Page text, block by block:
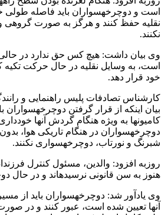
است و دوچرخه‏سواران باید فاصله طولی
نقلیه حفظ کنند و هرگز به صورت گروهی
نکنند.
وی بیان داشت: هیچ کس حق ندارد در
است، به وسایل نقلیه در حال حرکت تکیه
خود قرار دهد.
کارشناس تصادفات پلیس راهنمایی و
بیان اینکه از قرار گرفتن دوچرخه‏سواران
کامیون‏ها به ویژه هنگام گردش آنها
دوچرخه‏سواران در هنگام تاریکی هوا،
شبرنگ و نورتاب، دوچرخه‏سواری نکنند.
روزبه افزود: والدین، مسئول کنترل
هنوز به سن قانونی نرسیده‏اند و در حال
وی یادآور شد: دوچرخه‏سواران باید از
آنها تعیین شده است، عبور کنند و در